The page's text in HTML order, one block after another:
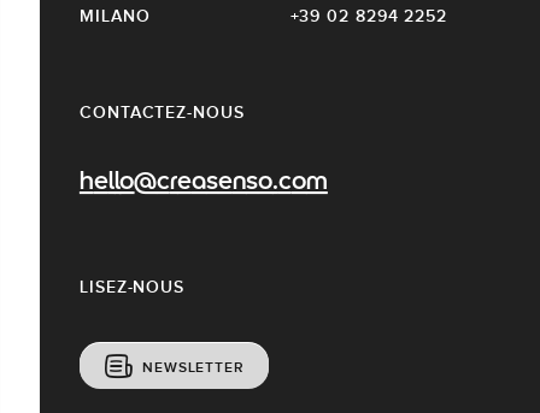
CONTACTEZ-NOUS
hello@creasenso.com
LISEZ-NOUS
NEWSLETTER
MILANO
+39 02 8294 2252